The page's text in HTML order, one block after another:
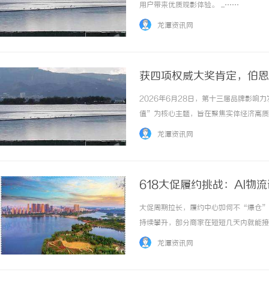
用户带来优质观影体验。 ...……
龙潭资讯网
获四项权威大奖肯定，伯
2026年6月28日，第十三届品牌影响力
值”为核心主题，旨在聚焦实体经济高
学狂揽四项重磅荣誉，企业层面拿下
龙潭资讯网
618大促履约挑战：AI物
大促周期拉长，履约中心如何不“爆仓
持续攀升，部分商家在短短几天内就能
能力的极限压力测试。传送带高负荷运
龙潭资讯网